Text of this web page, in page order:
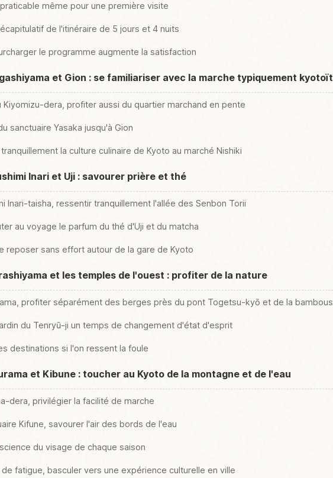
même pour une première visite
de l'itinéraire de 5 jours et 4 nuits
le programme augmente la satisfaction
et Gion : se familiariser avec la marche typiquement
Kiyomizu-dera, profiter aussi du quartier marchand en pente
sanctuaire Yasaka jusqu'à Gion
la culture culinaire de Kyoto au marché Nishiki
Inari et Uji : savourer prière et thé
Inari-taisha, ressentir tranquillement l'allée des Senbon Torii
au voyage le parfum du thé d'Uji et du matcha
reposer sans effort autour de la gare de Kyoto
et les temples de l'ouest : profiter de la nature
profiter séparément des berges près du pont Togetsu-kyō et de la
du Tenryū-ji un temps de changement d'état d'esprit
destinations si l'on ressent la foule
et Kibune : toucher au Kyoto de la montagne et de l'eau
dera, privilégier la facilité de marche
Kifune, savourer l'air des bords de l'eau
du visage de chaque saison
fatigue, basculer vers une expérience culturelle en ville